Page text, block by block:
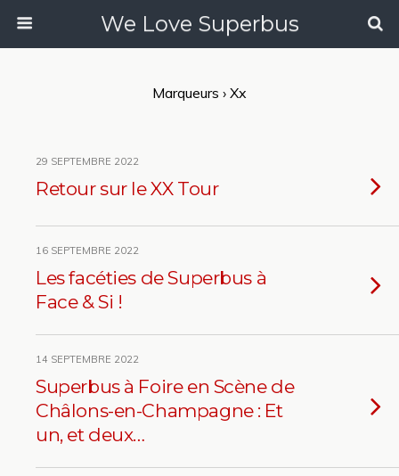
We Love Superbus
Marqueurs › Xx
29 SEPTEMBRE 2022
Retour sur le XX Tour
16 SEPTEMBRE 2022
Les facéties de Superbus à
Face & Si !
14 SEPTEMBRE 2022
Superbus à Foire en Scène de
Châlons-en-Champagne : Et
un, et deux…